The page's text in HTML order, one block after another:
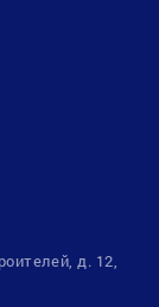
д. 12,